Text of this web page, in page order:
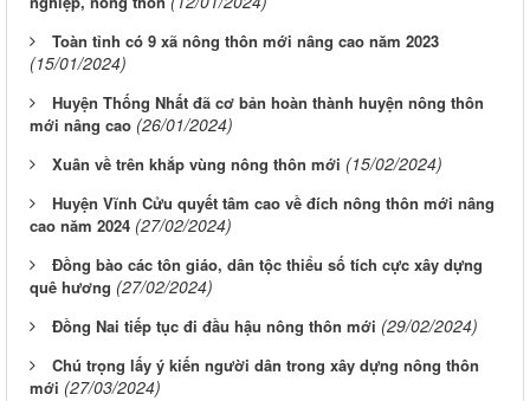
Toàn tỉnh có 9 xã nông thôn mới nâng cao năm 2023
(15/01/2024)
Huyện Thống Nhất đã cơ bản hoàn thành huyện nông thôn
mới nâng cao (26/01/2024)
Xuân về trên khắp vùng nông thôn mới (15/02/2024)
Huyện Vĩnh Cửu quyết tâm cao về đích nông thôn mới nâng
cao năm 2024 (27/02/2024)
Đồng bào các tôn giáo, dân tộc thiểu số tích cực xây dựng
quê hương (27/02/2024)
Đồng Nai tiếp tục đi đầu hậu nông thôn mới (29/02/2024)
Chú trọng lấy ý kiến người dân trong xây dựng nông thôn
mới (27/03/2024)